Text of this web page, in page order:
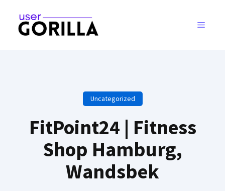
content
MENU
Uncategorized
FitPoint24 | Fitness
Shop Hamburg,
Wandsbek